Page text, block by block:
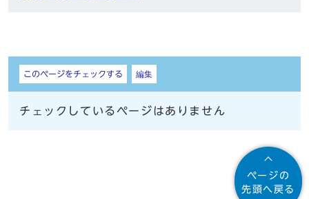
しおり
このページをチェックする 編集
チェックしているページはありません
ページの
先頭へ戻る